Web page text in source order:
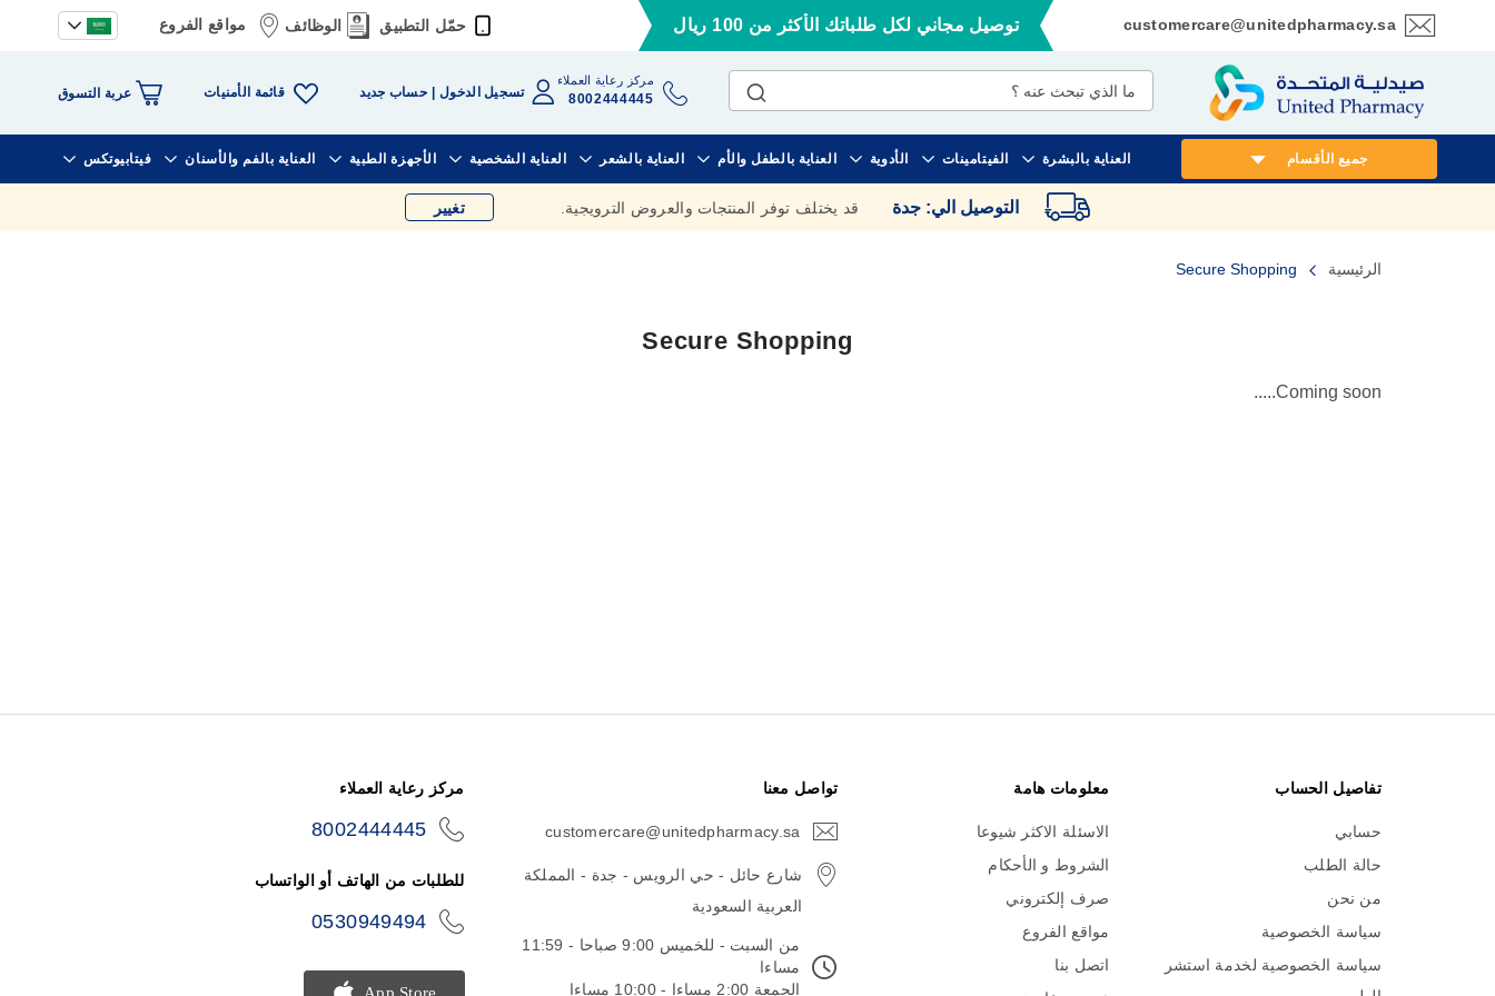
customercare@unitedpharmacy.sa
تخطي
المحتوى
توصيل مجاني لكل طلباتك الأكثر من 100 ريال حمّل التطبيق الوظائف مواقع الفروع
مركز رعاية العملاء
8002444445 تسجيل الدخول حساب جديد قائمة الأمنيات عربة التسوق
العناية بالبشرة الفيتامينات الأدوية العناية بالطفل والأم العناية بالشعر العناية الشخصية الأجهزة الطبية العناية بالفم والأسنان فيتابيوتكس جميع الأقسام
التوصيل الي: جدة قد يختلف توفر المنتجات والعروض الترويجية. تغيير
الرئيسية Secure Shopping
Secure Shopping
Coming soon.....
تفاصيل الحساب
حسابي
حالة الطلب
من نحن
سياسة الخصوصية
سياسة الخصوصية لخدمة استشر
معلومات هامة
الاسئلة الاكثر شيوعا
الشروط و الأحكام
صرف إلكتروني
مواقع الفروع
اتصل بنا
تواصل معنا
customercare@unitedpharmacy.sa
شارع حائل - حي الرويس - جدة - المملكة
العربية السعودية
من السبت - للخميس 9:00 صباحا - 11:59
مساءا
الجمعة 2:00 مساءا - 10:00 مساءا
مركز رعاية العملاء
8002444445
للطلبات من الهاتف أو الواتساب
0530949494